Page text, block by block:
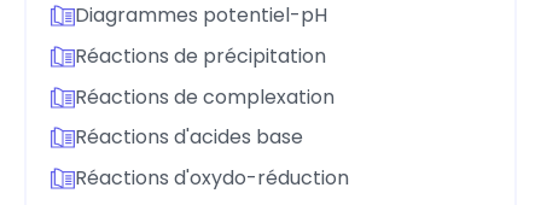
Diagrammes potentiel-pH
Réactions de précipitation
Réactions de complexation
Réactions d'acides base
Réactions d'oxydo-réduction